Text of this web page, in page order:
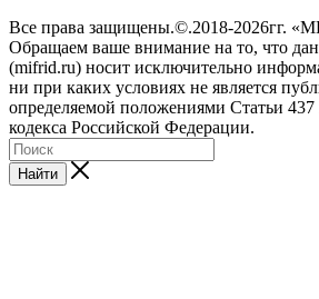
Все права защищены.©.2018-2026гг.
Обращаем ваше внимание на то, что
(mifrid.ru) носит исключительно
ни при каких условиях не является
определяемой положениями Статьи 437
кодекса Российской Федерации.
Найти